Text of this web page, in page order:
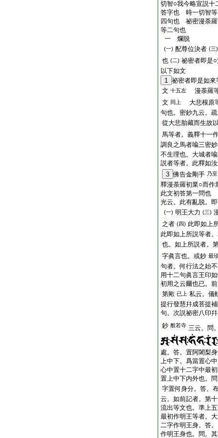
切智○我今略宣説十
答字也 時一切智等
四句也 祕密漫荼羅
等二句也
一 爛脱
(一) 配尊位決者 (三)
也 (二) 祕密者即是
以下如文
1 祕密者即是如
文 十五左
漫荼羅
文 同上
大悲根原
句也。密鈔九云。
從大悲胎藏而生故
馬等者。義釋十一
調良之馬者喩三密
不生理也。大城者
説者等者。此釋如
3 佛告金剛手 乃至
釋漫荼羅初業○而作
此文初答第一問也
光云。此有亂脱。
(一) 明王大力 (三)
之者 (四) 此即如上
此即如上所説等者
也。如上所説者。
字眞言也。或鈔 最
句者。何行法之始
用十二句眞言王印
初用之云爾也已。
第歟 已上 私云。儀
提行發慧幷成菩提
句。次説祕密八印
鈔 般若寺 三云。問
處。答。置阿闍梨
上中下。爲當置心
心中置十二字中最
置上中下内外也。
字置何身分。答。
云。如前記者。第
流出等文也。準上
最初作明王等者。
二字作明王身。答
作明王身也。問。